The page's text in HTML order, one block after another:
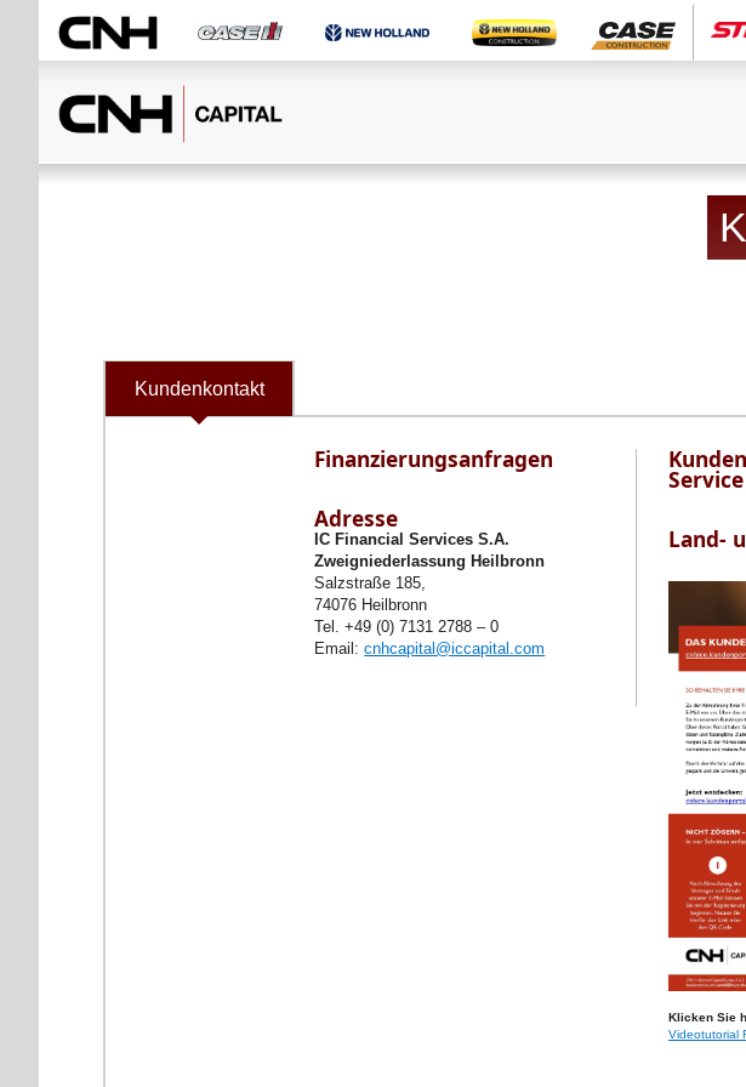
Kundenkontakt
Finanzierungsanfragen
Adresse
IC Financial Services S.A.
Zweigniederlassung Heilbronn
Salzstraße 185,
74076 Heilbronn
Tel. +49 (0) 7131 2788 – 0
Email:cnhcapital@iccapital.com
Land-
Klicken Sie
Videotutorial